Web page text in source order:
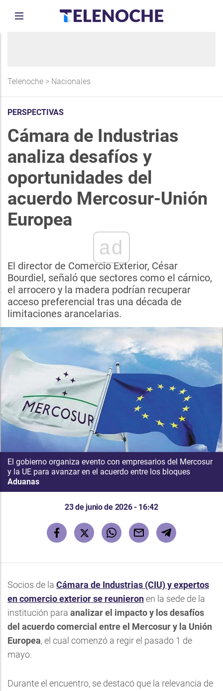
Telenoche > Nacionales
PERSPECTIVAS
Cámara de Industrias
analiza desafíos y
oportunidades del
acuerdo Mercosur-Unión
Europea
ad
El director de Comercio Exterior, César
Bourdiel, señaló que sectores como el cárnico,
el arrocero y la madera podrían recuperar
acceso preferencial tras una década de
limitaciones arancelarias.
El gobierno organiza evento con empresarios del Mercosur
y la UE para avanzar en el acuerdo entre los bloques
Aduanas
23 de junio de 2026 - 16:42
Socios de la Cámara de Industrias (CIU) y expertos
en comercio exterior se reunieronen la sede de la
institución para analizar el impacto y los desafíos
del acuerdo comercial entre el Mercosur y la Unión
Europea, el cual comenzó a regir el pasado 1 de
mayo.
Durante el encuentro, se destacó que la relevancia de